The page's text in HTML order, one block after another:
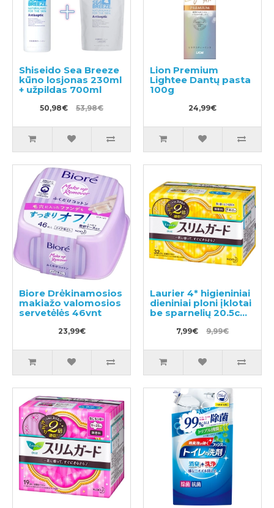
Shiseido Sea Breeze
kūno losjonas 230ml
+ užpildas 700ml
50,98€ 53,98€
Lion Premium
Lightee Dantų pasta
100g
24,99€
Biore Drėkinamosios
makiažo valomosios
servetėlės 46vnt
23,99€
Laurier 4* higieniniai
dieniniai ploni įklotai
be sparnelių 20.5cm
7,99€ 9,99€